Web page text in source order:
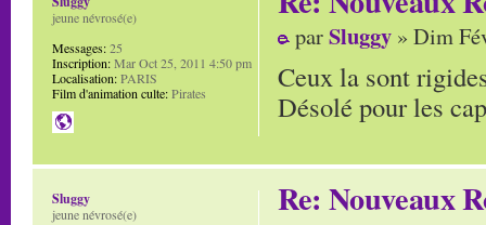
parSluggy » Dim
Ceux la sont
Désolé pour les
jeune névrosé(e)
Messages:25
Inscription:Mar Oct 25, 2011 4:50 pm
Localisation:PARIS
Film d'animation culte:Pirates
Re: Nouveaux
Sluggy
jeune névrosé(e)